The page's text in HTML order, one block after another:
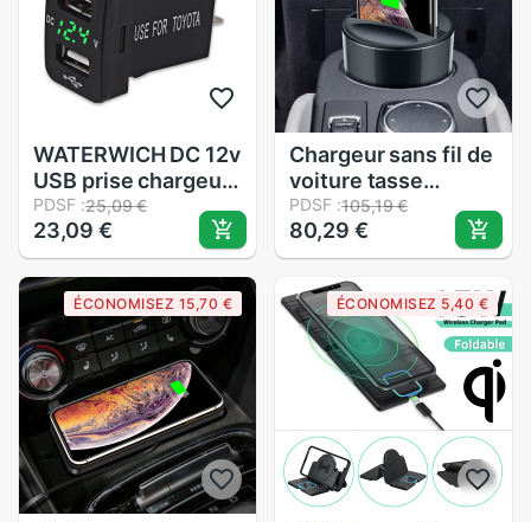
WATERWICH DC 12v
USB prise chargeur
tension mètre
voltmètre allume-
cigare 2 Ports
adaptateur
d'alimentation
Interface chargeur
pour Toyota
PDSF :25,09 €
23,09 €
Chargeur sans fil de
voiture tasse
support de Charge
support de
téléphone support
pour Smartphone
VH99
PDSF :105,19 €
80,29 €
ÉCONOMISEZ 15,70 € ÉCONOMISEZ 5,40 €